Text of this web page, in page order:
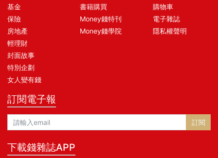
基金
保險
房地產
輕理財
封面故事
特別企劃
女人變有錢
書籍購買
Money錢特刊
Money錢學院
購物車
電子雜誌
隱私權聲明
訂閱電子報
訂閱
下載錢雜誌APP